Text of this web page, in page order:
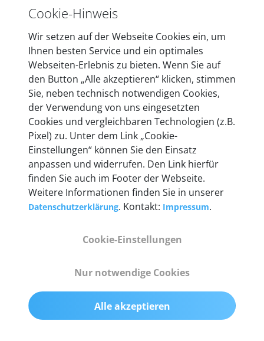
Mehr als 10 Jahre Erfahrung
In den Kfz-Diagnosegeräten von autoaid stecken
mehr als 10 Jahre Erfahrung, und auch in Zukunft
entwickeln wir unsere Produkte am Standort in
Berlin laufend weiter. Auf diese Qualität vertrauen
heute mehr als 60.000 Privatkunden und
Unternehmen.
Technische Details &
Lieferumfang
Abmessungen
Gewicht
200 g
Cookie-Hinweis
Wir setzen auf der Webseite Cookies ein, um
Ihnen besten Service und ein optimales
Webseiten-Erlebnis zu bieten. Wenn Sie auf
den Button „Alle akzeptieren“ klicken, stimmen
Sie, neben technisch notwendigen Cookies,
der Verwendung von uns eingesetzten
Cookies und vergleichbaren Technologien (z.B.
Pixel) zu. Unter dem Link „Cookie-
Einstellungen“ können Sie den Einsatz
anpassen und widerrufen. Den Link hierfür
finden Sie auch im Footer der Webseite.
Weitere Informationen finden Sie in unserer
Datenschutzerklärung. Kontakt: Impressum.
Cookie-Einstellungen
Nur notwendige Cookies
Alle akzeptieren